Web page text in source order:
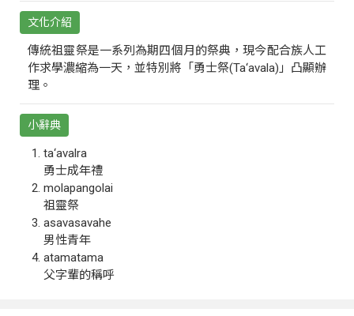
文化介紹
傳統祖靈祭是一系列為期四個月的祭典，現今配合族人工
作求學濃縮為一天，並特別將「勇士祭(Ta‘avala)」凸顯辦
理。
小辭典
ta‘avalra
勇士成年禮
molapangolai
祖靈祭
asavasavahe
男性青年
atamatama
父字輩的稱呼